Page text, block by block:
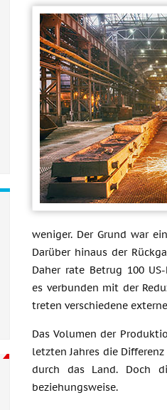
weniger. Der Grund war
Darüber hinaus der
Daher rate Betrug 100
es verbunden mit der
treten verschiedene
Das Volumen der
letzten Jahres die
durch das Land. Doch
beziehungsweise.